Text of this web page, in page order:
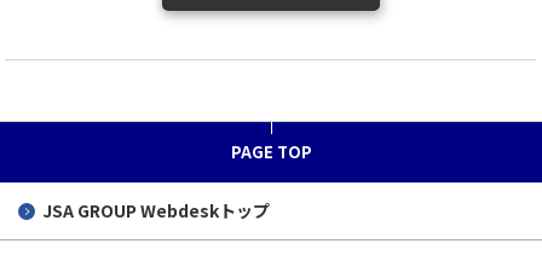
PAGE TOP
JSA GROUP Webdeskトップ